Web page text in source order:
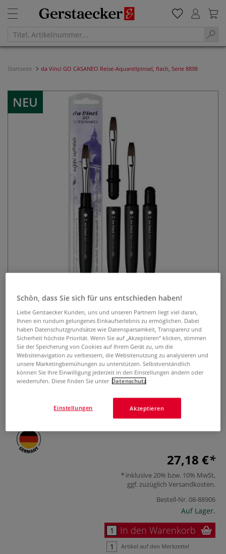
Startseite da Vinci GO CASANEO Reise-Aquarellpinsel, flach, Serie 8898
NEU
da Vinci GO CASANEO Reise-
Aquarellpinsel, flach, Serie 8898
0 Bewertungen
Reise-Aquarellpinsel mit extraweichen Synthetikfasern.
Hohe Farbaufnahme, elastisch und vegan. Mit Klicksystem
27,18 €
inklusive 20% bzw. 10% MwSt,
ggf. zuzüglich Versandkosten.
Bestell-Nr.08-88906
Auf Lager.
In den Warenkorb
Artikel auf den Merkzettel
Schön, dass Sie sich für uns entschieden haben!
Liebe Gerstaecker Kunden, uns und unseren Partnern liegt viel daran,
Ihnen ein rundum gelungenes Einkaufserlebnis zu ermöglichen. Dabei
haben Datenschutzgrundsätze wie Datensparsamkeit, Transparenz und
Sicherheit höchste Priorität. Wenn Sie auf „Akzeptieren“ klicken, stimmen
Sie der Speicherung von Cookies auf Ihrem Gerät zu, um die
Websitenavigation zu verbessern, die Websitenutzung zu analysieren und
unsere Marketingbemühungen zu unterstützen. Selbstverständlich
können Sie Ihre Einwilligung jederzeit in den Einstellungen ändern oder
wiederrufen. Diese finden Sie unter Datenschutz
Akzeptieren
Einstellungen